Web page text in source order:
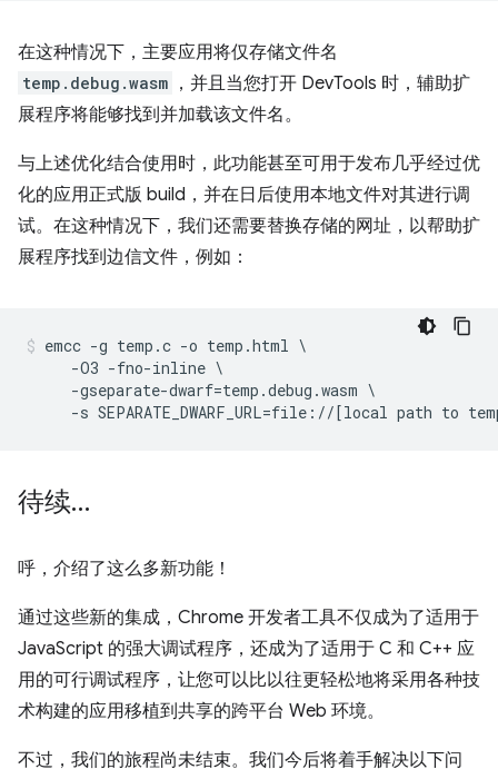
在这种情况下，主要应用将仅存储文件名
temp.debug.wasm ，并且当您打开 DevTools 时，辅助扩
展程序将能够找到并加载该文件名。
与上述优化结合使用时，此功能甚至可用于发布几乎经过优
化的应用正式版 build，并在日后使用本地文件对其进行调
试。在这种情况下，我们还需要替换存储的网址，以帮助扩
展程序找到边信文件，例如：
emcc -g temp.c -o temp.html \
     -O3 -fno-inline \
     -gseparate-dwarf=temp.debug.wasm \
待续…
呼，介绍了这么多新功能！
通过这些新的集成，Chrome 开发者工具不仅成为了适用于
JavaScript 的强大调试程序，还成为了适用于 C 和 C++ 应
用的可行调试程序，让您可以比以往更轻松地将采用各种技
术构建的应用移植到共享的跨平台 Web 环境。
不过，我们的旅程尚未结束。我们今后将着手解决以下问